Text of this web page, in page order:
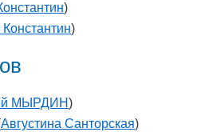
)
)
МЫРДИН)
Августина Санторская)